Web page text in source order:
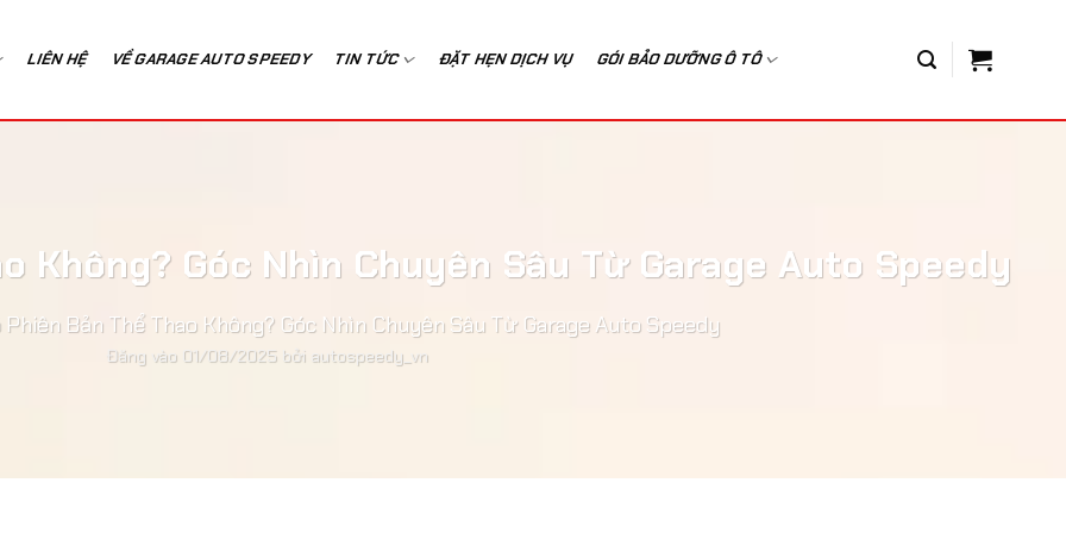
LIÊN HỆ VỀ GARAGE AUTO SPEEDY TIN TỨC ĐẶT HẸN DỊCH VỤ GÓI BẢO DƯỠNG Ô TÔ
Không? Góc Nhìn Chuyên Sâu Từ Garage Auto Speedy
Phiên Bản Thể Thao Không? Góc Nhìn Chuyên Sâu Từ Garage Auto Speedy
Đăng vào 01/08/2025 bởi autospeedy_vn